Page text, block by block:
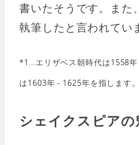
書いたそうです。また
執筆したと言われてい
*1…エリザベス朝時代は1558
は1603年 - 1625年を指します。
シェイクスピアの